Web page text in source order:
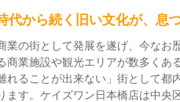
代から続く旧い文化が、息
業の街として発展を遂げ、今なお
商業施設や観光エリアが数多くあ
れることが出来ない」街として都
ます。ケイズワン日本橋店は中央